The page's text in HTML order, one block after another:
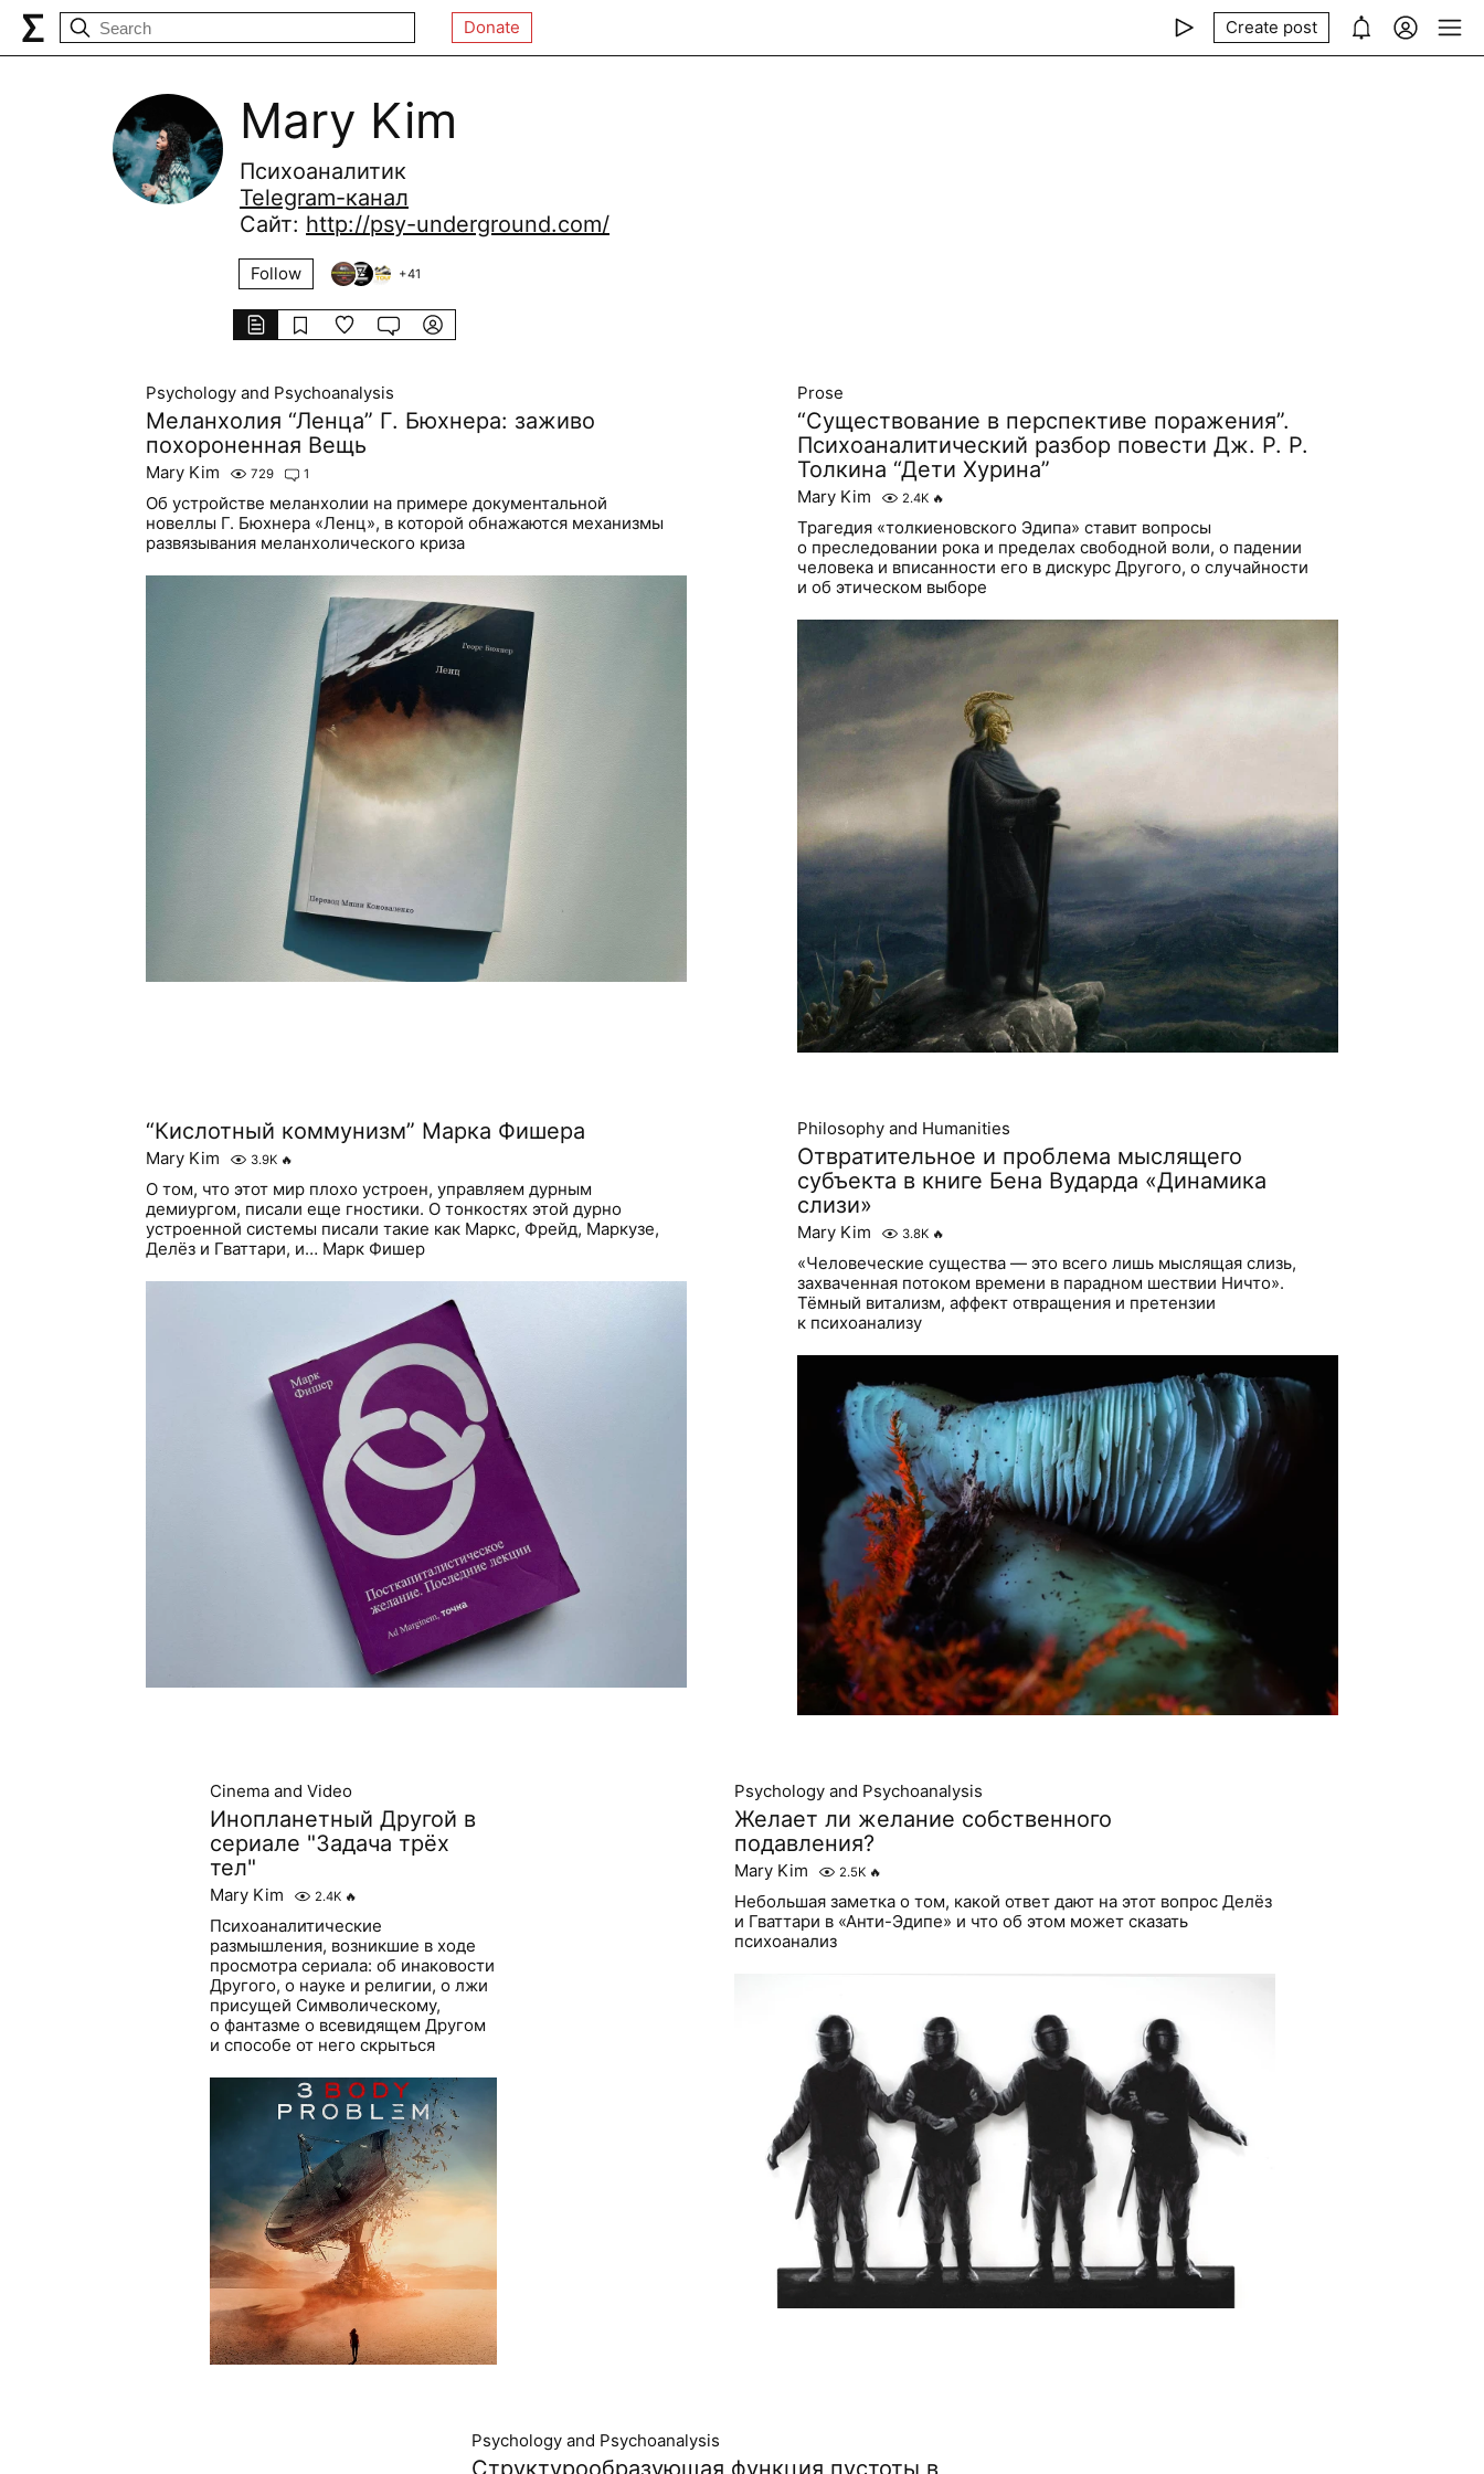
Donate Create post
Mary Kim
Психоаналитик
Telegram-канал
Сайт: http://psy-underground.com/
Follow +41
Psychology and Psychoanalysis
Меланхолия “Ленца” Г. Бюхнера: заживо
похороненная Вещь
Mary Kim 729 1
Об устройстве меланхолии на примере документальной
новеллы Г. Бюхнера «Ленц», в которой обнажаются механизмы
развязывания меланхолического криза
Prose
“Существование в перспективе поражения”.
Психоаналитический разбор повести Дж. Р. Р.
Толкина “Дети Хурина”
Mary Kim 2.4K 🔥
Трагедия «толкиеновского Эдипа» ставит вопросы
о преследовании рока и пределах свободной воли, о падении
человека и вписанности его в дискурс Другого, о случайности
и об этическом выборе
“Кислотный коммунизм” Марка Фишера
Mary Kim 3.9K 🔥
О том, что этот мир плохо устроен, управляем дурным
демиургом, писали еще гностики. О тонкостях этой дурно
устроенной системы писали такие как Маркс, Фрейд, Маркузе,
Делёз и Гваттари, и… Марк Фишер
Philosophy and Humanities
Отвратительное и проблема мыслящего
субъекта в книге Бена Вударда «Динамика
слизи»
Mary Kim 3.8K 🔥
«Человеческие существа — это всего лишь мыслящая слизь,
захваченная потоком времени в парадном шествии Ничто».
Тёмный витализм, аффект отвращения и претензии
к психоанализу
Cinema and Video
Инопланетный Другой в
сериале "Задача трёх
тел"
Mary Kim 2.4K 🔥
Психоаналитические
размышления, возникшие в ходе
просмотра сериала: об инаковости
Другого, о науке и религии, о лжи
присущей Символическому,
о фантазме о всевидящем Другом
и способе от него скрыться
Psychology and Psychoanalysis
Желает ли желание собственного
подавления?
Mary Kim 2.5K 🔥
Небольшая заметка о том, какой ответ дают на этот вопрос Делёз
и Гваттари в «Анти-Эдипе» и что об этом может сказать
психоанализ
Psychology and Psychoanalysis
Структурообразующая функция пустоты в